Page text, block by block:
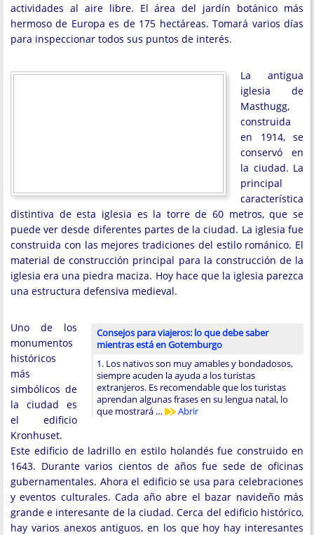
actividades al aire libre. El área del jardín botánico más
hermoso de Europa es de 175 hectáreas. Tomará varios días
para inspeccionar todos sus puntos de interés.
La antigua
iglesia de
Masthugg,
construida
en 1914, se
conservó en
la ciudad. La
principal
característica
distintiva de esta iglesia es la torre de 60 metros, que se
puede ver desde diferentes partes de la ciudad. La iglesia fue
construida con las mejores tradiciones del estilo románico. El
material de construcción principal para la construcción de la
iglesia era una piedra maciza. Hoy hace que la iglesia parezca
una estructura defensiva medieval.
Consejos para viajeros: lo que debe saber
mientras está en Gotemburgo
1. Los nativos son muy amables y bondadosos,
siempre acuden la ayuda a los turistas
extranjeros. Es recomendable que los turistas
aprendan algunas frases en su lengua natal, lo
que mostrará …
Abrir
Uno de los
monumentos
históricos
más
simbólicos de
la ciudad es
el edificio
Kronhuset.
Este edificio de ladrillo en estilo holandés fue construido en
1643. Durante varios cientos de años fue sede de oficinas
gubernamentales. Ahora el edificio se usa para celebraciones
y eventos culturales. Cada año abre el bazar navideño más
grande e interesante de la ciudad. Cerca del edificio histórico,
hay varios anexos antiguos, en los que hoy hay interesantes